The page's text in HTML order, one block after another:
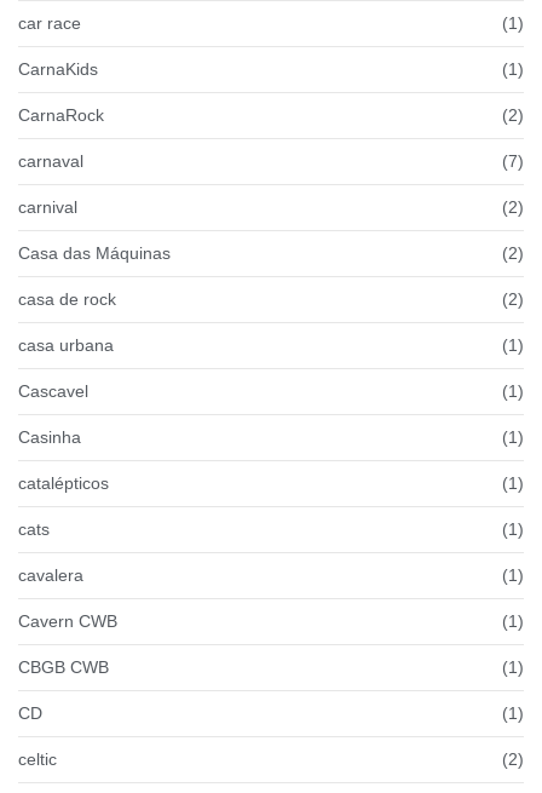
car race (1)
CarnaKids (1)
CarnaRock (2)
carnaval (7)
carnival (2)
Casa das Máquinas (2)
casa de rock (2)
casa urbana (1)
Cascavel (1)
Casinha (1)
catalépticos (1)
cats (1)
cavalera (1)
Cavern CWB (1)
CBGB CWB (1)
CD (1)
celtic (2)